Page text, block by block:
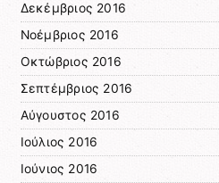
Δεκέμβριος 2016
Νοέμβριος 2016
Οκτώβριος 2016
Σεπτέμβριος 2016
Αύγουστος 2016
Ιούλιος 2016
Ιούνιος 2016